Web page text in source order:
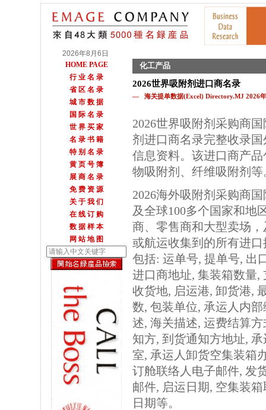
2026年8月6日
HOME PAGE
行 业 名 录
省 区 名 录
城 市 数 据
国 际 名 录
世 界 买 家
名 录 书 籍
特 别 名 录
黄 页 号 簿
展 商 名 录
免 费 资 源
关 于 我 们
在 线 订 购
数 据 样 本
网 站 地 图
化工产品
2026世界吸附剂进口商名录
— 海关提单数据(Excel) Directory.MJ 2026
2026世界吸附剂采购商
剂进口商名录完整收录
信息资料。该进口商产
物吸附剂、纤维吸附剂等
2026海外吸附剂采购商
及全球100多个国家和地
商、零售商和大型卖场
或航运收集到的所有进
包括: 运单号, 提单号, 出
进口商地址, 集装箱数量,
收货地, 启运港, 卸货港,
数, 包装单位, 承运人内
述, 海关描述, 运费结算
知方, 到货通知方地址,
室, 承运人卸货空集装箱
订舱联络人电子邮件, 发
邮件, 启运日期, 空集装
日期等。